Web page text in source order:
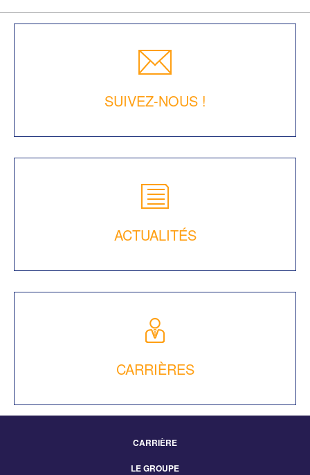
SUIVEZ-NOUS !
ACTUALITÉS
CARRIÈRES
CARRIÈRE
LE GROUPE